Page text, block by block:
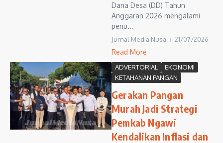
Dana Desa (DD) Tahun
Anggaran 2026 mengalami
penu...
Jurnal Media Nusa 21/07/2026
Read More
ADVERTORIAL
EKONOMI
KETAHANAN PANGAN
Gerakan Pangan
Murah Jadi Strategi
Pemkab Ngawi
Kendalikan Inflasi dan